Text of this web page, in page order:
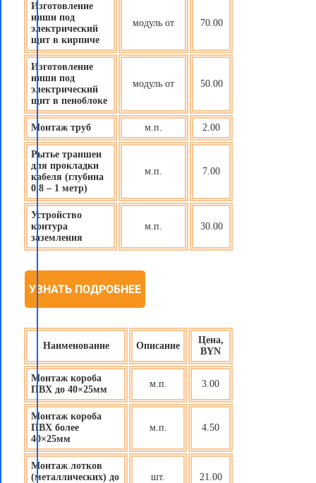
Изготовление
ниши под
электрический
щит в кирпиче
модуль от 70.00
Изготовление
ниши под
электрический
щит в пеноблоке
модуль от 50.00
Монтаж труб м.п. 2.00
Рытье траншеи
для прокладки
кабеля (глубина
0,8 – 1 метр)
м.п. 7.00
Устройство
контура
заземления
м.п. 30.00
УЗНАТЬ ПОДРОБНЕЕ
Наименование Описание
Цена,
BYN
Монтаж короба
ПВХ до 40×25мм
м.п. 3.00
Монтаж короба
ПВХ более
40×25мм
м.п. 4.50
Монтаж лотков
(металлических) до
шт. 21.00